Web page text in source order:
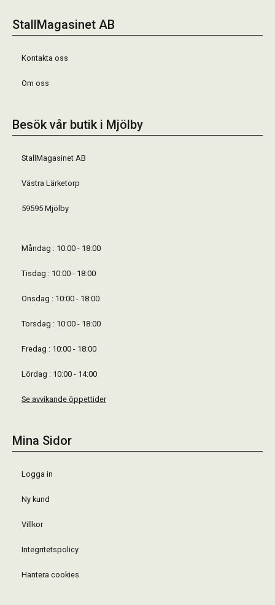
StallMagasinet AB
Kontakta oss
Om oss
Besök vår butik i Mjölby
StallMagasinet AB
Västra Lärketorp
59595 Mjölby
Måndag : 10:00 - 18:00
Tisdag : 10:00 - 18:00
Onsdag : 10:00 - 18:00
Torsdag : 10:00 - 18:00
Fredag : 10:00 - 18:00
Lördag : 10:00 - 14:00
Se avvikande öppettider
Mina Sidor
Logga in
Ny kund
Villkor
Integritetspolicy
Hantera cookies